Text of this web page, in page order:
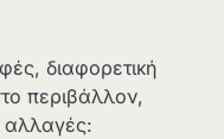
διαφορετική
περιβάλλον,
αλλαγές: